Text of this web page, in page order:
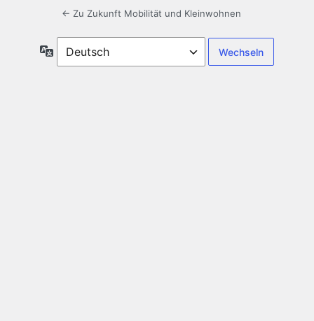
← Zu Zukunft Mobilität und Kleinwohnen
Sprache